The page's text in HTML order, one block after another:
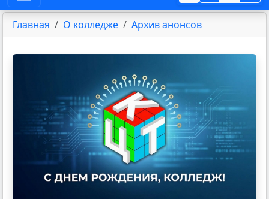
Главная О колледже Архив анонсов